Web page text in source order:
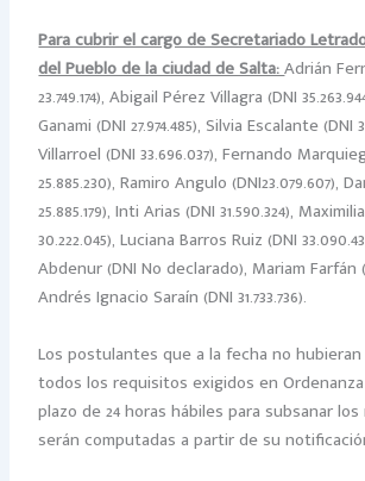
Para cubrir el cargo de Secretariado
del Pueblo de la ciudad de Salta:Adrián
23.749.174), Abigail Pérez Villagra (DNI
Ganami (DNI 27.974.485), Silvia Escalante (DNI
Villarroel (DNI 33.696.037), Fernando
25.885.230), Ramiro Angulo (DNI23.079.607),
25.885.179), Inti Arias (DNI 31.590.324),
30.222.045), Luciana Barros Ruiz (DNI
Abdenur (DNI No declarado), Mariam Farfán
Andrés Ignacio Saraín (DNI 31.733.736).
Los postulantes que a la fecha no
todos los requisitos exigidos en Ordenanza
plazo de 24 horas hábiles para subsanar
serán computadas a partir de su